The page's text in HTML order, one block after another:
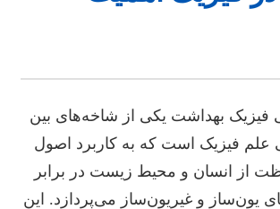
بهداشت یکی از شاخه‌های بین
علم فیزیک است که به کاربرد اصول
از انسان و محیط زیست در برابر
یون‌ساز و غیریون‌ساز می‌پردازد. این